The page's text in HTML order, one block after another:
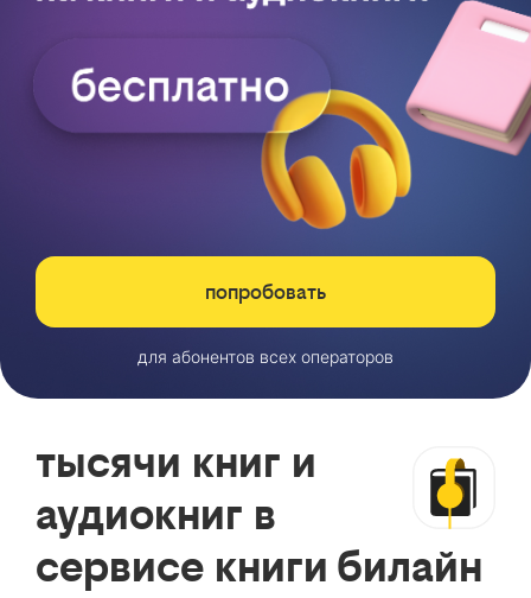
попробовать
для абонентов всех операторов
тысячи книг и
аудиокниг в
сервисе книги билайн